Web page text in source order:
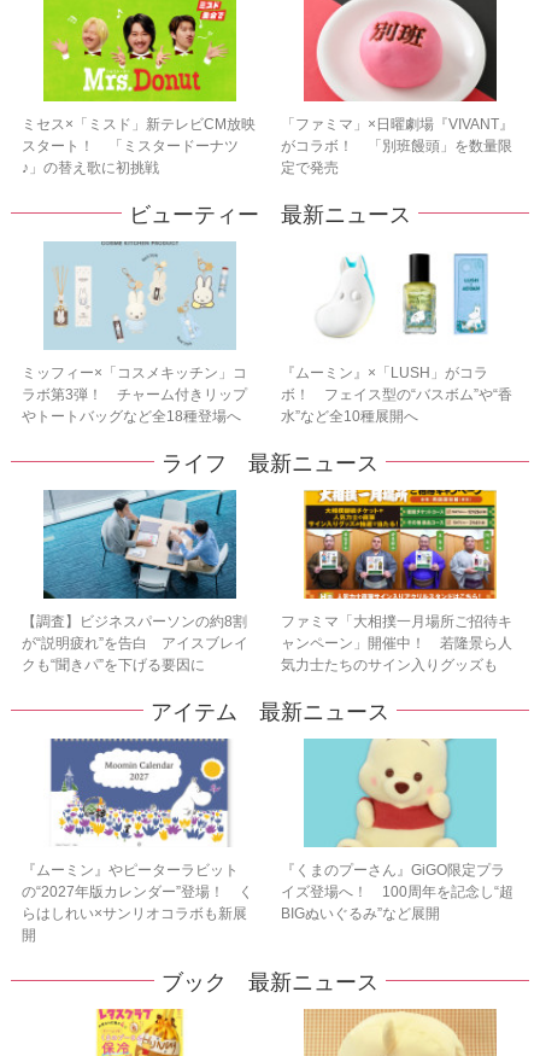
ミセス×「ミスド」新テレビCM放映
スタート！ 「ミスタードーナツ
♪」の替え歌に初挑戦
「ファミマ」×日曜劇場『VIVANT』
がコラボ！ 「別班饅頭」を数量限
定で発売
ビューティー 最新ニュース
ミッフィー×「コスメキッチン」コ
ラボ第3弾！ チャーム付きリップ
やトートバッグなど全18種登場へ
『ムーミン』×「LUSH」がコラ
ボ！ フェイス型の“バスボム”や“香
水”など全10種展開へ
ライフ 最新ニュース
【調査】ビジネスパーソンの約8割
が“説明疲れ”を告白 アイスブレイ
クも“聞きパ”を下げる要因に
ファミマ「大相撲一月場所ご招待キ
ャンペーン」開催中！ 若隆景ら人
気力士たちのサイン入りグッズも
アイテム 最新ニュース
『ムーミン』やピーターラビット
の“2027年版カレンダー”登場！ く
らはしれい×サンリオコラボも新展
開
『くまのプーさん』GiGO限定プラ
イズ登場へ！ 100周年を記念し“超
BIGぬいぐるみ”など展開
ブック 最新ニュース